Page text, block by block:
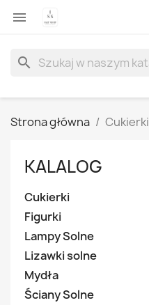

search
Strona główna Cukierki
KALALOG
Cukierki
Figurki
Lampy Solne
Lizawki solne
Mydła
Ściany Solne